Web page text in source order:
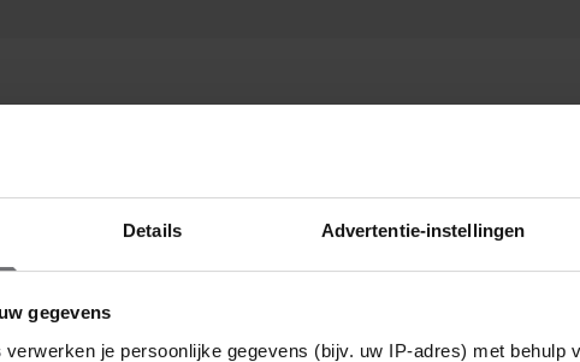
Details Advertentie-instellingen
gegevens
verwerken je persoonlijke gegevens (bijv. uw IP-adres) met behulp